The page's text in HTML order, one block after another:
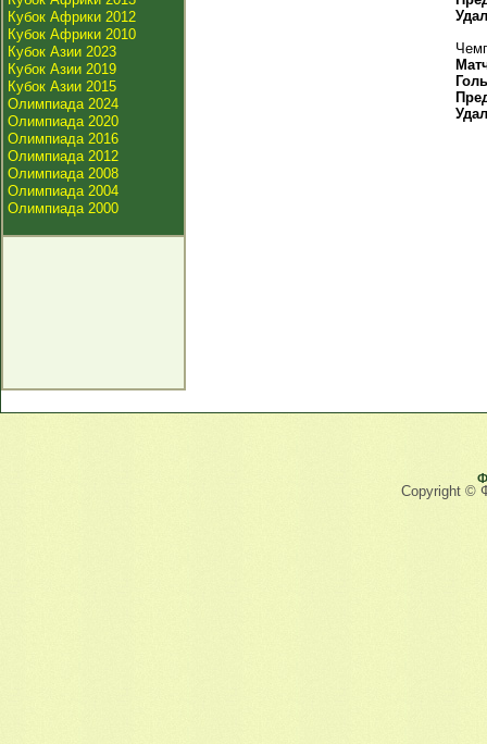
Кубок Африки 2012
Кубок Африки 2010
Кубок Азии 2023
Кубок Азии 2019
Кубок Азии 2015
Олимпиада 2024
Олимпиада 2020
Олимпиада 2016
Олимпиада 2012
Олимпиада 2008
Олимпиада 2004
Олимпиада 2000
Copyright ©